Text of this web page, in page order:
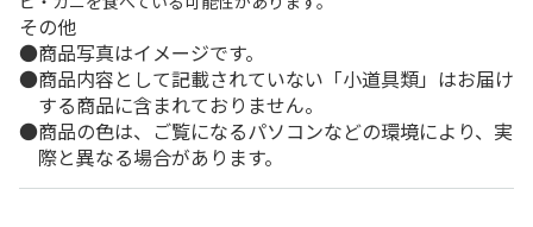
その他
商品写真はイメージです。
商品内容として記載されていない「小道具類」はお届け
する商品に含まれておりません。
商品の色は、ご覧になるパソコンなどの環境により、実
際と異なる場合があります。